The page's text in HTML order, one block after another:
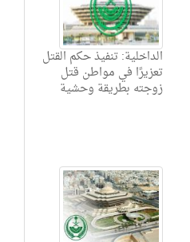
الداخلية: تنفيذ حكم القتل
تعزيرًا في مواطن قتل
زوجته بطريقة وحشية